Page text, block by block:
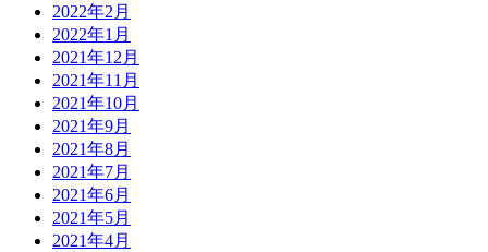
2022年2月
2022年1月
2021年12月
2021年11月
2021年10月
2021年9月
2021年8月
2021年7月
2021年6月
2021年5月
2021年4月